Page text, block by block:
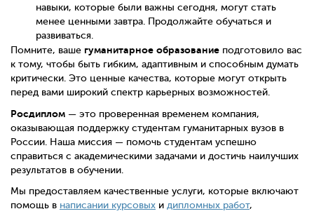
навыки, которые были важны сегодня, могут стать
менее ценными завтра. Продолжайте обучаться и
развиваться.
Помните, ваше гуманитарное образование подготовило вас
к тому, чтобы быть гибким, адаптивным и способным думать
критически. Это ценные качества, которые могут открыть
перед вами широкий спектр карьерных возможностей.
Росдиплом — это проверенная временем компания,
оказывающая поддержку студентам гуманитарных вузов в
России. Наша миссия — помочь студентам успешно
справиться с академическими задачами и достичь наилучших
результатов в обучении.
Мы предоставляем качественные услуги, которые включают
помощь в написании курсовых и дипломных работ,